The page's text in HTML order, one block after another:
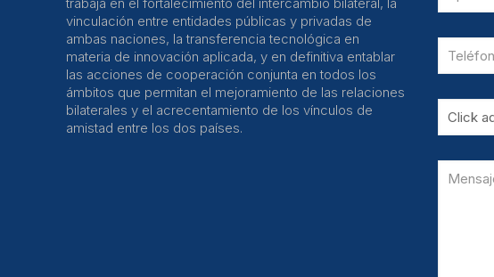
vinculación entre entidades públicas y privadas de
ambas naciones, la transferencia tecnológica en
materia de innovación aplicada, y en definitiva entablar
las acciones de cooperación conjunta en todos los
ámbitos que permitan el mejoramiento de las relaciones
bilaterales y el acrecentamiento de los vínculos de
amistad entre los dos países.